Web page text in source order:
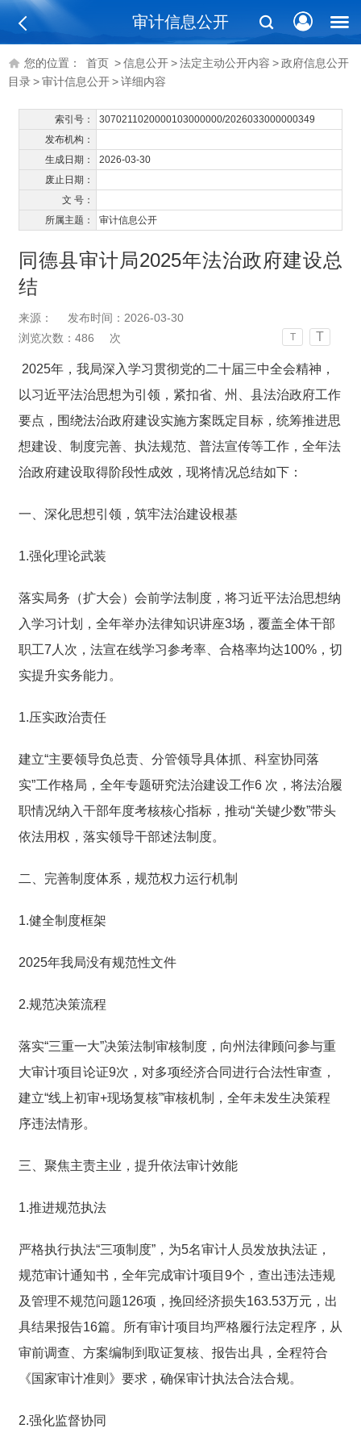
审计信息公开
您的位置： 首页 >信息公开>法定主动公开内容 >政府信息公开
目录>审计信息公开>详细内容
索引号：
3070211020000103000000/2026033000000349
发布机构：
生成日期：
2026-03-30
废止日期：
文 号：
所属主题：
审计信息公开
同德县审计局2025年法治政府建设总
结
来源：
发布时间：2026-03-30
浏览次数： 486 次 T T
2025年，我局深入学习贯彻党的二十届三中全会精神，
以习近平法治思想为引领，紧扣省、州、县法治政府工作
要点，围绕法治政府建设实施方案既定目标，统筹推进思
想建设、制度完善、执法规范、普法宣传等工作，全年法
治政府建设取得阶段性成效，现将情况总结如下：
一、深化思想引领，筑牢法治建设根基
1.强化理论武装
落实局务（扩大会）会前学法制度，将习近平法治思想纳
入学习计划，全年举办法律知识讲座3场，覆盖全体干部
职工7人次，法宣在线学习参考率、合格率均达100%，切
实提升实务能力。
1.压实政治责任
建立“主要领导负总责、分管领导具体抓、科室协同落
实”工作格局，全年专题研究法治建设工作6 次，将法治履
职情况纳入干部年度考核核心指标，推动“关键少数”带头
依法用权，落实领导干部述法制度。
二、完善制度体系，规范权力运行机制
1.健全制度框架
2025年我局没有规范性文件
2.规范决策流程
落实“三重一大”决策法制审核制度，向州法律顾问参与重
大审计项目论证9次，对多项经济合同进行合法性审查，
建立“线上初审+现场复核”审核机制，全年未发生决策程
序违法情形。
三、聚焦主责主业，提升依法审计效能
1.推进规范执法
严格执行执法“三项制度”，为5名审计人员发放执法证，
规范审计通知书，全年完成审计项目9个， 查出违法违规
及管理不规范问题126项，挽回经济损失163.53万元，出
具结果报告16篇。所有审计项目均严格履行法定程序，从
审前调查、方案编制到取证复核、报告出具，全程符合
《国家审计准则》要求，确保审计执法合法合规。
2.强化监督协同